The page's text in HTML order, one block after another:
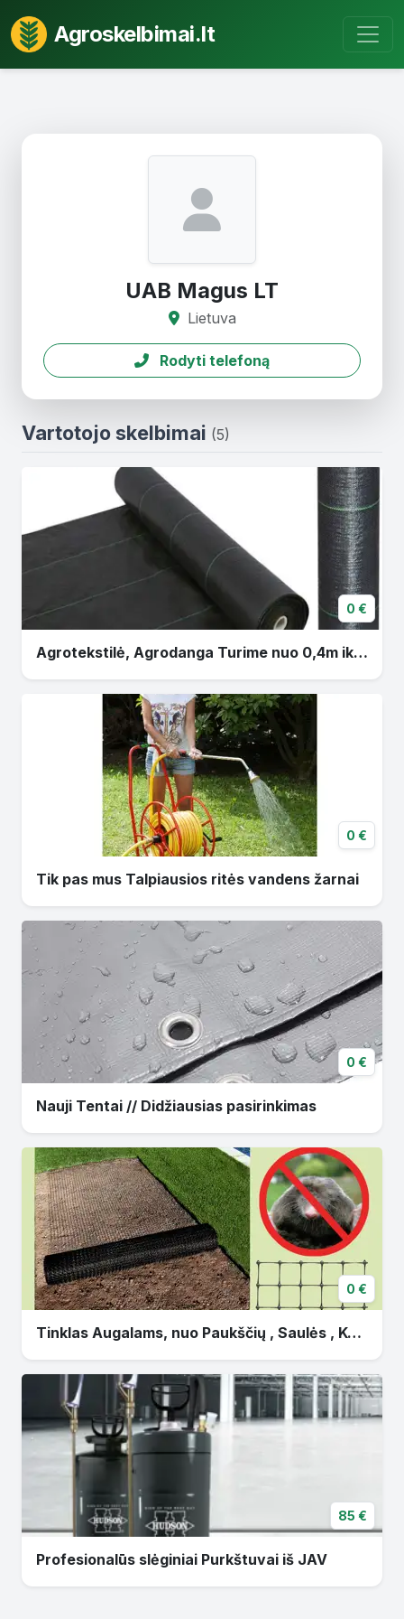
Agroskelbimai.lt
UAB Magus LT
Lietuva
Rodyti telefoną
Vartotojo skelbimai (5)
0 €
Agrotekstilė, Agrodanga Turime nuo 0,4m iki 4,2 m.pločio + Smaigai
0 €
Tik pas mus Talpiausios ritės vandens žarnai
0 €
Nauji Tentai // Didžiausias pasirinkimas
0 €
Tinklas Augalams, nuo Paukščių , Saulės , Kurmių,
85 €
Profesionalūs slėginiai Purkštuvai iš JAV